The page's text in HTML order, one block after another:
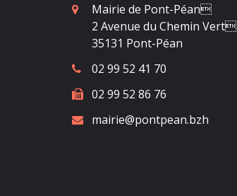
Mairie de Pont-Péan
2 Avenue du Chemin Vert
35131 Pont-Péan
02 99 52 41 70
02 99 52 86 76
mairie@pontpean.bzh